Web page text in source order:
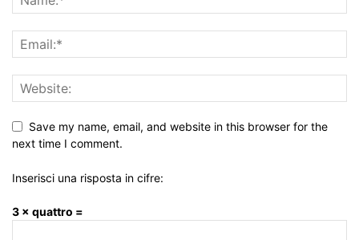
Save my name, email, and website in this browser for the
next time I comment.
Inserisci una risposta in cifre:
3 × quattro =